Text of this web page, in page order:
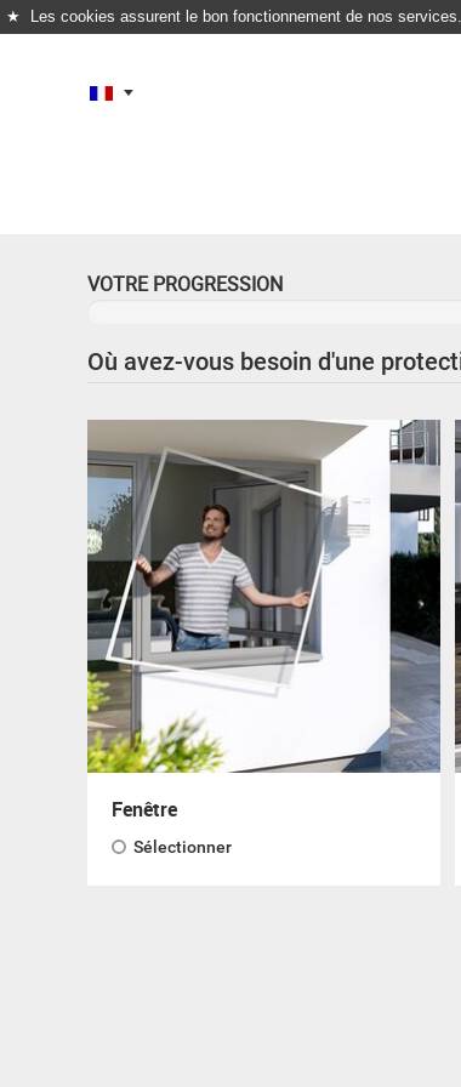
★ Les cookies assurent le bon fonctionnement de nos
VOTRE PROGRESSION
Où avez-vous besoin d'une
Fenêtre
Sélectionner